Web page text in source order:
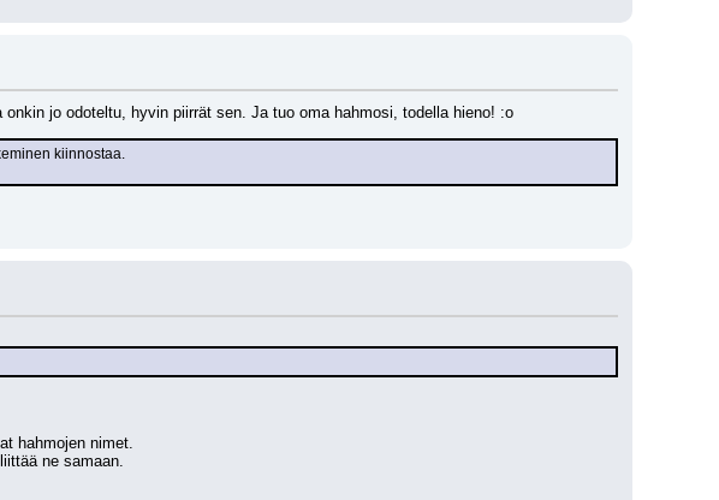
jo odoteltu, hyvin piirrät sen. Ja tuo oma hahmosi, todella hieno! :o
kiinnostaa.
hahmojen nimet.
ne samaan.